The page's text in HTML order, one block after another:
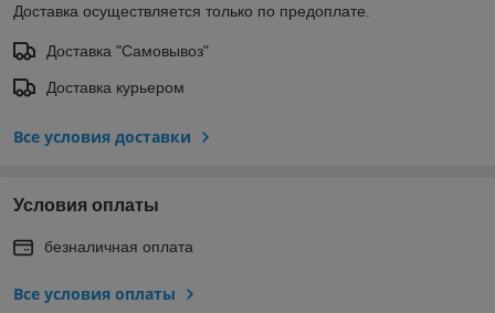
Доставка осуществляется только по предоплате.
Доставка "Самовывоз"
Доставка курьером
Все условия доставки
Условия оплаты
безналичная оплата
Все условия оплаты